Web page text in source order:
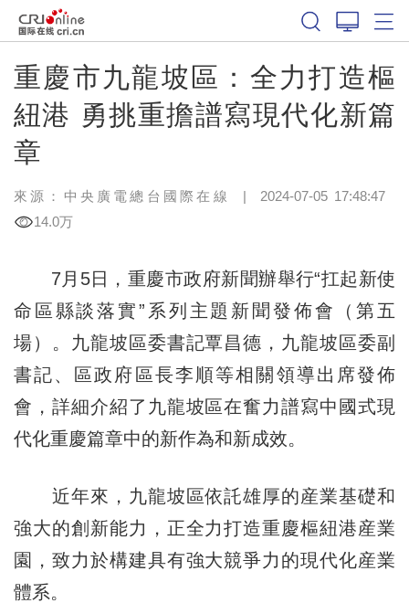
重慶市九龍坡區：全力打造樞
紐港 勇挑重擔譜寫現代化新篇
章
來源：中央廣電總台國際在線 | 2024-07-05 17:48:47
14.0万
7月5日，重慶市政府新聞辦舉行“扛起新使
命區縣談落實”系列主題新聞發佈會（第五
場）。九龍坡區委書記覃昌德，九龍坡區委副
書記、區政府區長李順等相關領導出席發佈
會，詳細介紹了九龍坡區在奮力譜寫中國式現
代化重慶篇章中的新作為和新成效。
近年來，九龍坡區依託雄厚的産業基礎和
強大的創新能力，正全力打造重慶樞紐港産業
園，致力於構建具有強大競爭力的現代化産業
體系。